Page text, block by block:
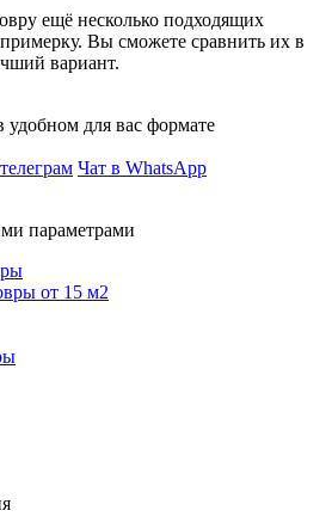
ещё несколько подходящих
Вы сможете сравнить их в
вариант.
для вас формате
Чат в WhatsApp
параметрами
от 15 м2